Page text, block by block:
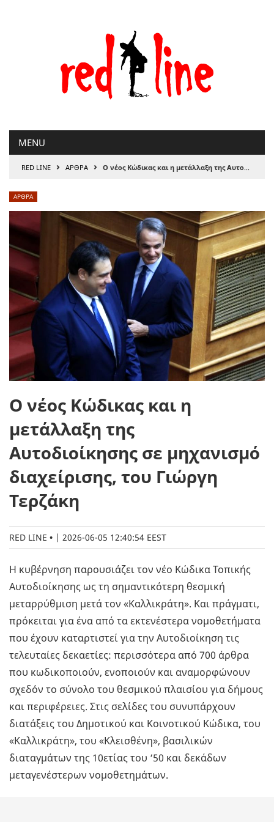
MENU
RED LINE › ΑΡΘΡΑ › Ο νέος Κώδικας και η μετάλλαξη της Αυτοδιοίκησης σε μηχανισμό διαχείρισης, του Γιώργη Τερζάκη
ΑΡΘΡΑ
Ο νέος Κώδικας και η
μετάλλαξη της
Αυτοδιοίκησης σε μηχανισμό
διαχείρισης, του Γιώργη
Τερζάκη
RED LINE | 2026-06-05 12:40:54 EEST
Η κυβέρνηση παρουσιάζει τον νέο Κώδικα Τοπικής
Αυτοδιοίκησης ως τη σημαντικότερη θεσμική
μεταρρύθμιση μετά τον «Καλλικράτη». Και πράγματι,
πρόκειται για ένα από τα εκτενέστερα νομοθετήματα
που έχουν καταρτιστεί για την Αυτοδιοίκηση τις
τελευταίες δεκαετίες: περισσότερα από 700 άρθρα
που κωδικοποιούν, ενοποιούν και αναμορφώνουν
σχεδόν το σύνολο του θεσμικού πλαισίου για δήμους
και περιφέρειες. Στις σελίδες του συνυπάρχουν
διατάξεις του Δημοτικού και Κοινοτικού Κώδικα, του
«Καλλικράτη», του «Κλεισθένη», βασιλικών
διαταγμάτων της 10ετίας του ‘50 και δεκάδων
μεταγενέστερων νομοθετημάτων.